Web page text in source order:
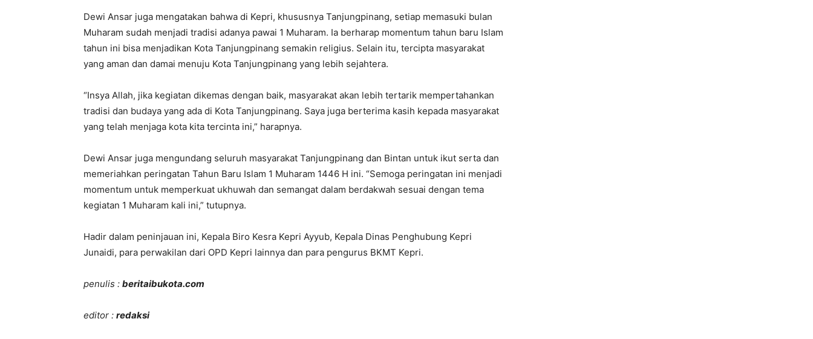
Dewi Ansar juga mengatakan bahwa di Kepri, khususnya Tanjungpinang, setiap memasuki bulan
Muharam sudah menjadi tradisi adanya pawai 1 Muharam. Ia berharap momentum tahun baru Islam
tahun ini bisa menjadikan Kota Tanjungpinang semakin religius. Selain itu, tercipta masyarakat
yang aman dan damai menuju Kota Tanjungpinang yang lebih sejahtera.
“Insya Allah, jika kegiatan dikemas dengan baik, masyarakat akan lebih tertarik mempertahankan
tradisi dan budaya yang ada di Kota Tanjungpinang. Saya juga berterima kasih kepada masyarakat
yang telah menjaga kota kita tercinta ini,” harapnya.
Dewi Ansar juga mengundang seluruh masyarakat Tanjungpinang dan Bintan untuk ikut serta dan
memeriahkan peringatan Tahun Baru Islam 1 Muharam 1446 H ini. “Semoga peringatan ini menjadi
momentum untuk memperkuat ukhuwah dan semangat dalam berdakwah sesuai dengan tema
kegiatan 1 Muharam kali ini,” tutupnya.
Hadir dalam peninjauan ini, Kepala Biro Kesra Kepri Ayyub, Kepala Dinas Penghubung Kepri
Junaidi, para perwakilan dari OPD Kepri lainnya dan para pengurus BKMT Kepri.
penulis : beritaibukota.com
editor : redaksi